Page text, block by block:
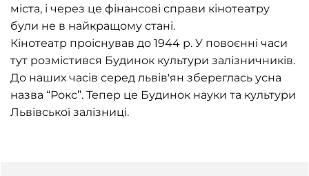
міста, і через це фінансові справи кінотеатру
були не в найкращому стані.
Кінотеатр проіснував до 1944 р. У повоєнні часи
тут розмістився Будинок культури залізничників.
До наших часів серед львів'ян збереглась усна
назва “Рокс”. Тепер це Будинок науки та культури
Львівської залізниці.